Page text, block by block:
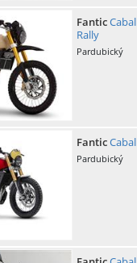
Fantic
Rally
Pardubický
Fantic
Pardubický